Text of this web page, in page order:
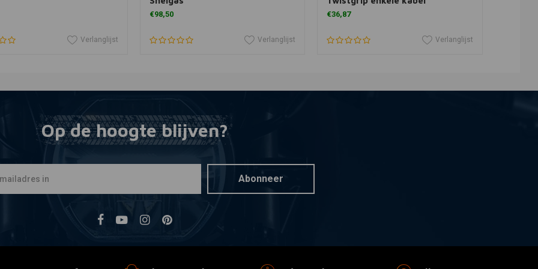
Verlanglijst
€98,50
Verlanglijst
€36,87
Verlanglijst
Op de hoogte blijven?
Abonneer